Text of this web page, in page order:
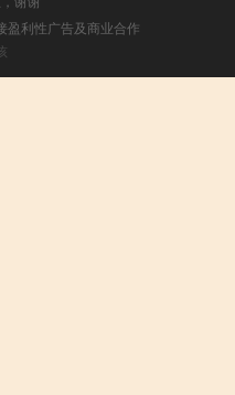
盈利性广告及商业合作